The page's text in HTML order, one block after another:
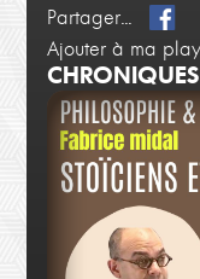
Partager...
Ajouter à ma
CHRONIQUES